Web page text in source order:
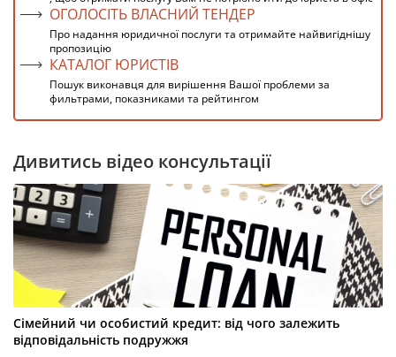
ОГОЛОСІТЬ ВЛАСНИЙ ТЕНДЕР
Про надання юридичної послуги та отримайте найвигіднішу
пропозицію
КАТАЛОГ ЮРИСТІВ
Пошук виконавця для вирішення Вашої проблеми за
фильтрами, показниками та рейтингом
Дивитись відео консультації
Сімейний чи особистий кредит: від чого залежить
відповідальність подружжя